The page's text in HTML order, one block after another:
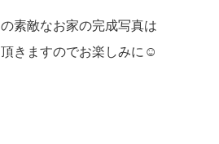
素敵なお家の完成写真は
きますのでお楽しみに☺